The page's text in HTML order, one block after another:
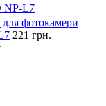
NP-L7
фотокамери
221 грн.